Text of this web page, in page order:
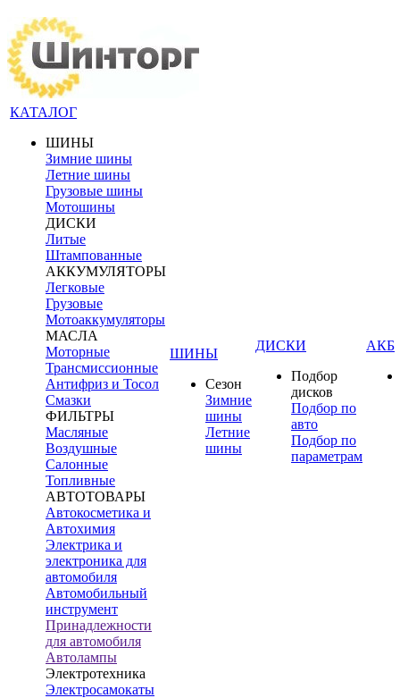
КАТАЛОГ
ШИНЫ
Зимние шины
Летние шины
Грузовые шины
Мотошины
ДИСКИ
Литые
Штампованные
АККУМУЛЯТОРЫ
Легковые
Грузовые
Мотоаккумуляторы
МАСЛА
Моторные
Трансмиссионные
Антифриз и Тосол
Смазки
ФИЛЬТРЫ
Масляные
Воздушные
Салонные
Топливные
АВТОТОВАРЫ
Автокосметика и
Автохимия
Электрика и
электроника для
автомобиля
Автомобильный
инструмент
Принадлежности
для автомобиля
Автолампы
Электротехника
Электросамокаты
ШИНЫ
Сезон
Зимние
шины
Летние
шины
ДИСКИ
Подбор
дисков
Подбор по
авто
Подбор по
параметрам
АКБ